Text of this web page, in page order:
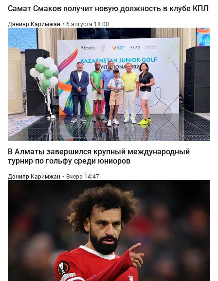
Самат Смаков получит новую должность в клубе КПЛ
Данияр Каримжан 6 августа 18:00
В Алматы завершился крупный международный
турнир по гольфу среди юниоров
Данияр Каримжан Вчера 14:47